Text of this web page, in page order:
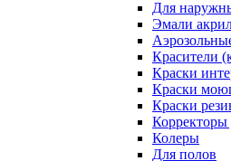
Для
Эмали
Красители
Краски
Краски
Краски
Корректоры
Колеры
Для полов